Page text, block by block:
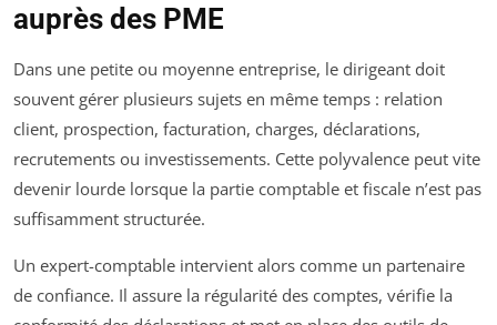
auprès des PME
Dans une petite ou moyenne entreprise, le dirigeant doit
souvent gérer plusieurs sujets en même temps : relation
client, prospection, facturation, charges, déclarations,
recrutements ou investissements. Cette polyvalence peut vite
devenir lourde lorsque la partie comptable et fiscale n’est pas
suffisamment structurée.
Un expert-comptable intervient alors comme un partenaire
de confiance. Il assure la régularité des comptes, vérifie la